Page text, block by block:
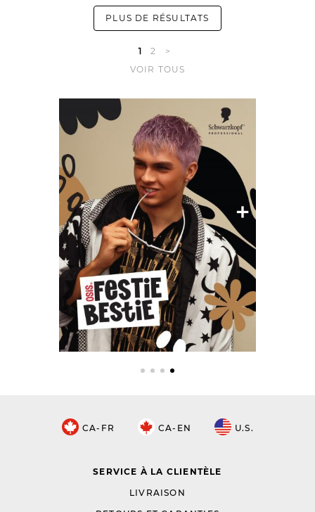
PLUS DE RÉSULTATS
1 2
>
VOIR TOUS
CA-FR CA-EN U.S.
SERVICE À LA CLIENTÈLE
LIVRAISON